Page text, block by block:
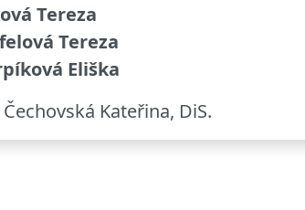
Tereza
Tereza
Eliška
Čechovská Kateřina, DiS.